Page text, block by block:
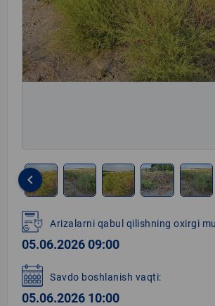
1
of
6
keyboard_arrow_left
Arizalarni qabul qilishning oxirgi
05.06.2026 09:00
Savdo boshlanish vaqti:
05.06.2026 10:00